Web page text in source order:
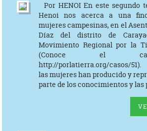
Por HENOI En este segundo
Henoi nos acerca a una
mujeres campesinas, en el
Díaz del distrito de
Movimiento Regional por la
(Conoce el
http://porlatierra.org/casos/
las mujeres han producido y
parte de los conocimientos y las